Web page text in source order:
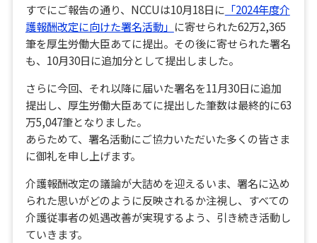
すでにご報告の通り、NCCUは10月18日に 「2024年度介
護報酬改定に向けた署名活動」 に寄せられた62万2,365
筆を厚生労働大臣あてに提出。その後に寄せられた署名
も、10月30日に追加分として提出しました。
さらに今回、それ以降に届いた署名を11月30日に追加
提出し、厚生労働大臣あてに提出した筆数は最終的に63
万5,047筆となりました。
あらためて、署名活動にご協力いただいた多くの皆さま
に御礼を申し上げます。
介護報酬改定の議論が大詰めを迎えるいま、署名に込め
られた思いがどのように反映されるか注視し、すべての
介護従事者の処遇改善が実現するよう、引き続き活動し
ていきます。